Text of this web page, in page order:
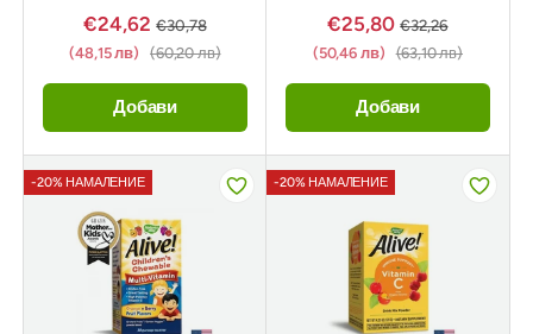
€24,62 €30,78
(48,15 лв) (60,20 лв)
Добави
€25,80 €32,26
(50,46 лв) (63,10 лв)
Добави
-20% НАМАЛЕНИЕ -20% НАМАЛЕНИЕ